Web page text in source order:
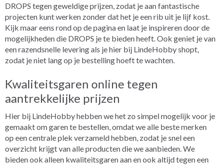
DROPS tegen geweldige prijzen, zodat je aan fantastische
projecten kunt werken zonder dat het je een rib uit je lijf kost.
Kijk maar eens rond op de pagina en laat je inspireren door de
mogelijkheden die DROPS je te bieden heeft. Ook geniet je van
een razendsnelle levering als je hier bij LindeHobby shopt,
zodat je niet lang op je bestelling hoeft te wachten.
Kwaliteitsgaren online tegen
aantrekkelijke prijzen
Hier bij LindeHobby hebben we het zo simpel mogelijk voor je
gemaakt om garen te bestellen, omdat we alle beste merken
op een centrale plek verzameld hebben, zodat je snel een
overzicht krijgt van alle producten die we aanbieden. We
bieden ook alleen kwaliteitsgaren aan en ook altijd tegen een